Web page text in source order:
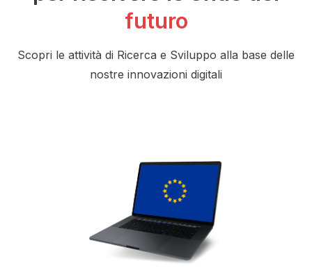
futuro
Scopri le attività di Ricerca e Sviluppo alla base delle
nostre innovazioni digitali